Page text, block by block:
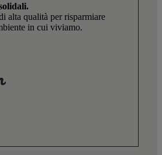
alta qualità per risparmiare
in cui viviamo.